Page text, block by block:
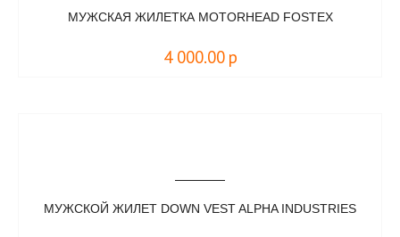
МУЖСКАЯ ЖИЛЕТКА MOTORHEAD FOSTEX
4 000.00 р
МУЖСКОЙ ЖИЛЕТ DOWN VEST ALPHA INDUSTRIES